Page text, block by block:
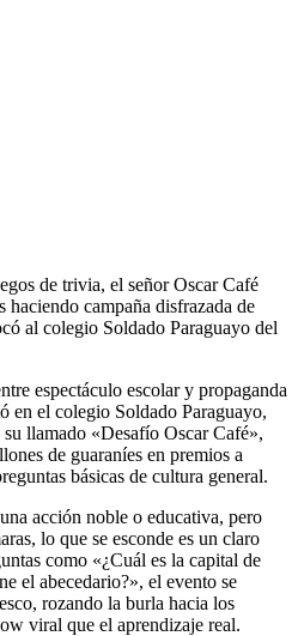
de trivia, el señor Oscar Café
haciendo campaña disfrazada de
al colegio Soldado Paraguayo del
espectáculo escolar y propaganda
en el colegio Soldado Paraguayo,
llamado «Desafío Oscar Café»,
de guaraníes en premios a
básicas de cultura general.
acción noble o educativa, pero
lo que se esconde es un claro
como «¿Cuál es la capital de
el abecedario?», el evento se
rozando la burla hacia los
viral que el aprendizaje real.